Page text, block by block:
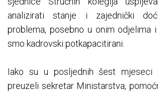
analizirati stanje i zajednički
problema, posebno u onim odjelima
smo kadrovski potkapacitirani.
Iako su u posljednih šest mjeseci
preuzeli sekretar Ministarstva,